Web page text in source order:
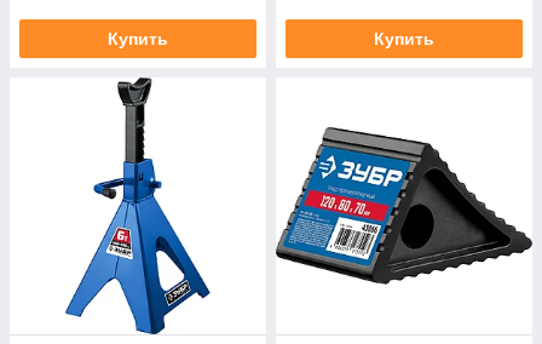
Купить Купить